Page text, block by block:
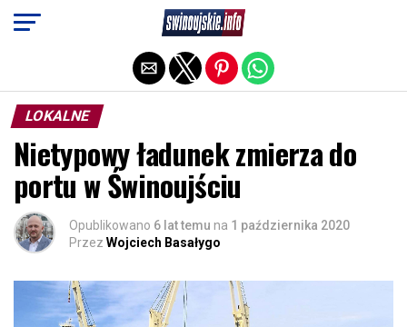
LOKALNE
Nietypowy ładunek zmierza do
portu w Świnoujściu
Opublikowano 6 lat temu na 1 października 2020
Przez Wojciech Basałygo
Exit mobile version